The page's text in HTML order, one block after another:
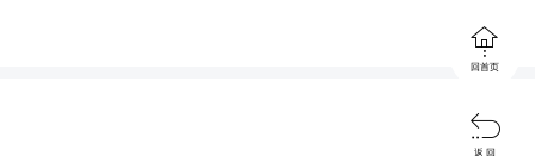
16日至18日），《人民日报》2020年9
月19日

回首页

返 回